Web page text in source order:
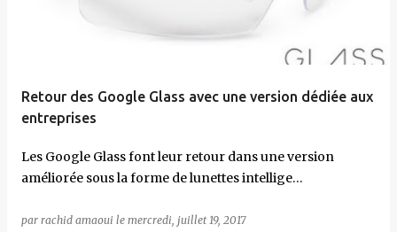
Retour des Google Glass avec une version dédiée aux
entreprises
Les Google Glass font leur retour dans une version
améliorée sous la forme de lunettes intellige…
par rachid amaoui le mercredi, juillet 19, 2017